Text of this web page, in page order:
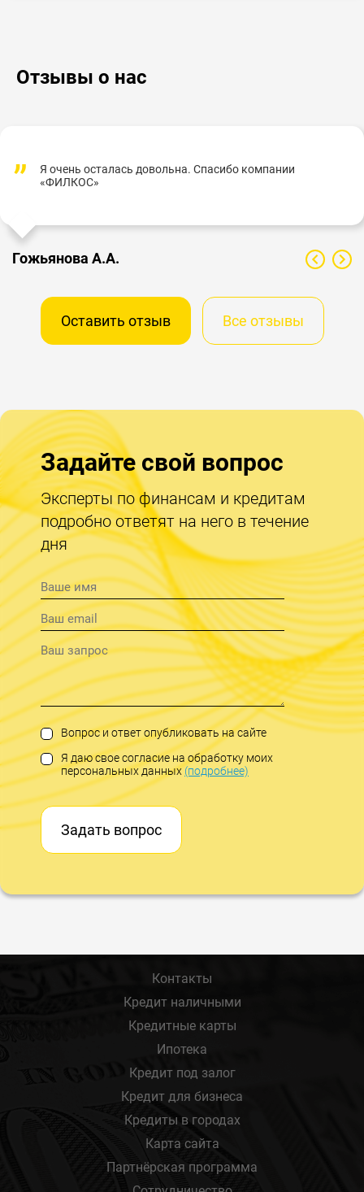
Отзывы о нас
Я очень осталась довольна. Спасибо компании
«ФИЛКОС»
Гожьянова А.А.
Оставить отзыв Все отзывы
Задайте свой вопрос
Эксперты по финансам и кредитам
подробно ответят на него в течение
дня
Вопрос и ответ опубликовать на сайте
Я даю свое согласие на обработку моих
персональных данных(подробнее)
Задать вопрос
Контакты
Кредит наличными
Кредитные карты
Ипотека
Кредит под залог
Кредит для бизнеса
Кредиты в городах
Карта сайта
Партнёрская программа